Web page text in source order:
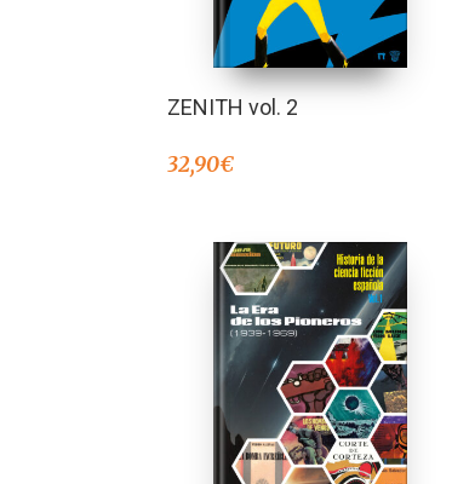
ZENITH vol. 2
32,90€